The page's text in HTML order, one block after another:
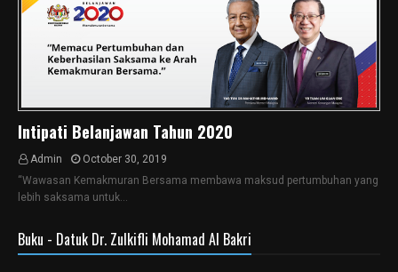
Intipati Belanjawan Tahun 2020
Admin
October 30, 2019
“Wawasan Kemakmuran Bersama membawa maksud pertumbuhan yang
lebih saksama untuk…
Buku - Datuk Dr. Zulkifli Mohamad Al Bakri